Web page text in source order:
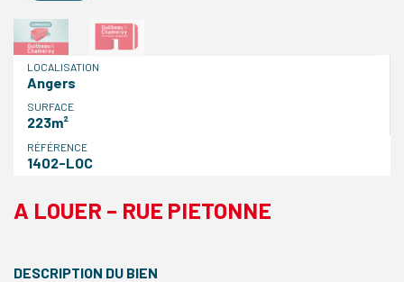
LOCALISATION
Angers
SURFACE
223m²
RÉFÉRENCE
1402-LOC
A LOUER – RUE PIETONNE
DESCRIPTION DU BIEN